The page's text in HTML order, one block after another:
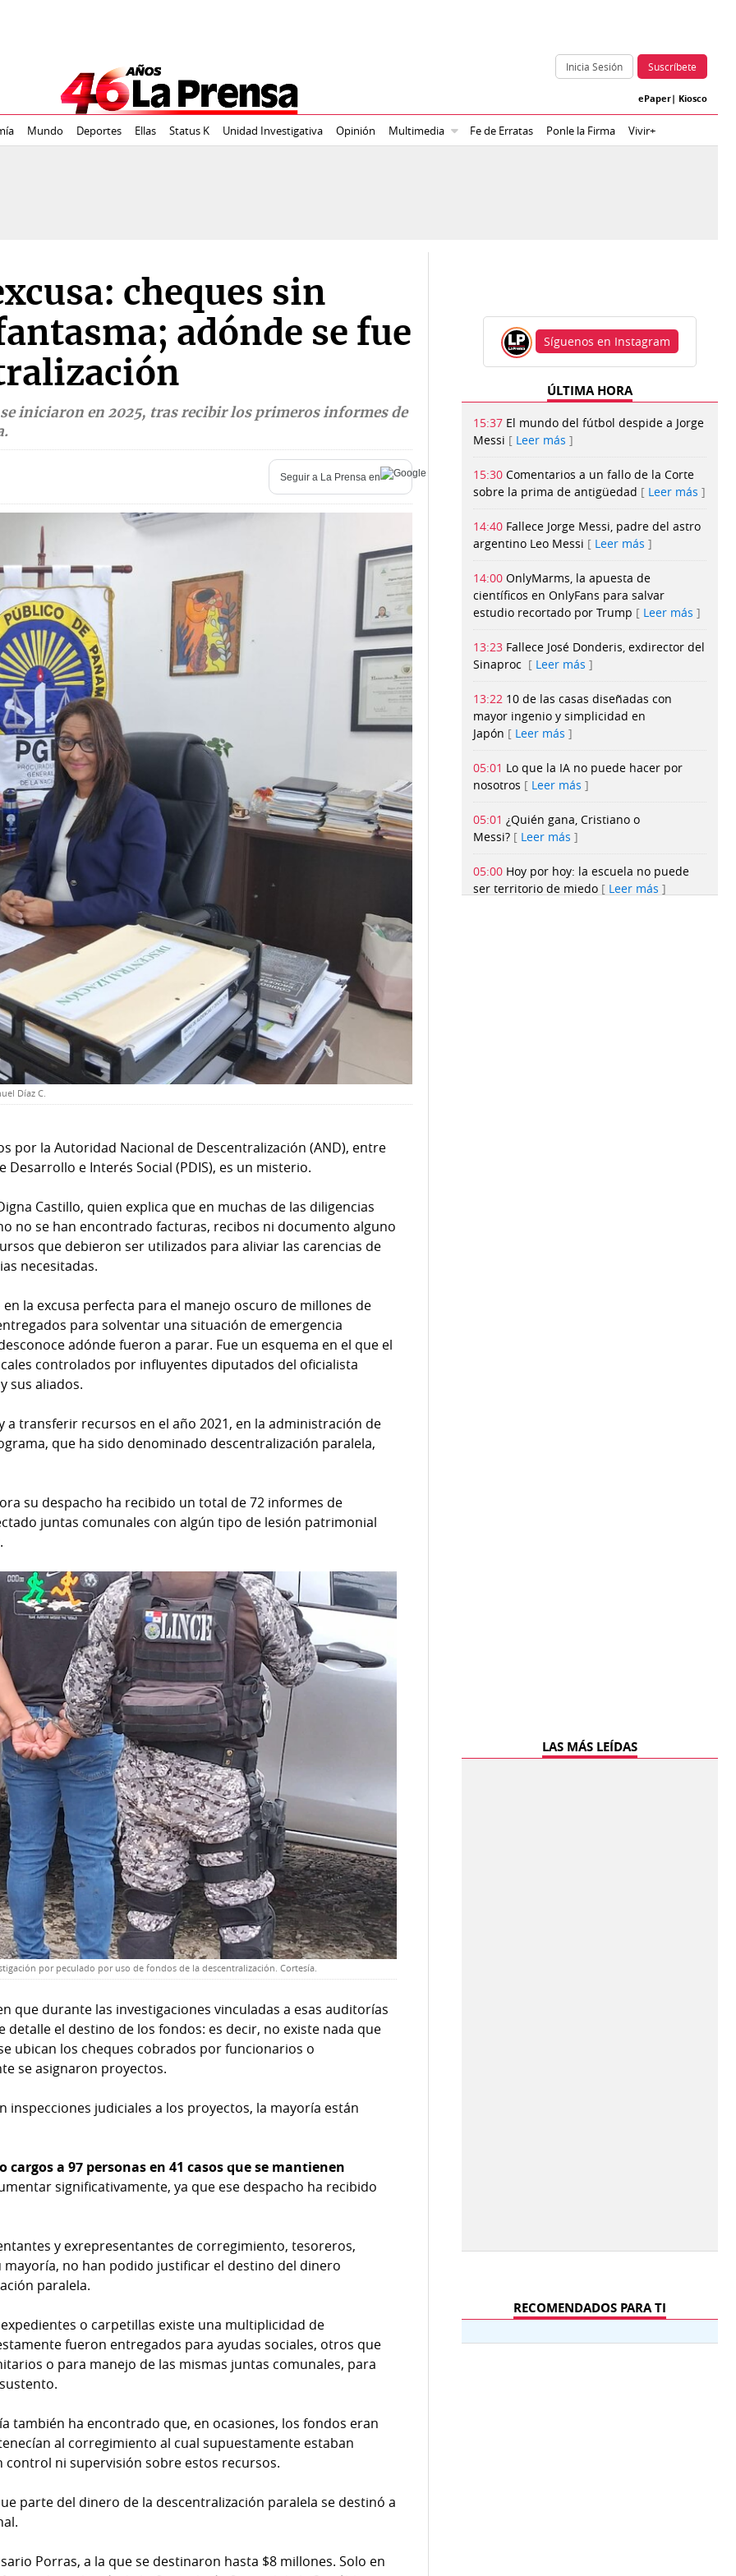
Inicia Sesión Suscríbete
ePaper| Kiosco
Mundo Deportes Ellas Status K Unidad Investigativa Opinión Multimedia Fe de Erratas Ponle la Firma Vivir+
cheques sin
adónde se fue
iniciaron en 2025, tras recibir los primeros informes de
Seguir a La Prensa en
Díaz C.
por la Autoridad Nacional de Descentralización (AND), entre
Desarrollo e Interés Social (PDIS), es un misterio.
Castillo, quien explica que en muchas de las diligencias
no se han encontrado facturas, recibos ni documento alguno
que debieron ser utilizados para aliviar las carencias de
necesitadas.
la excusa perfecta para el manejo oscuro de millones de
para solventar una situación de emergencia
adónde fueron a parar. Fue un esquema en el que el
controlados por influyentes diputados del oficialista
sus aliados.
a transferir recursos en el año 2021, en la administración de
que ha sido denominado descentralización paralela,
su despacho ha recibido un total de 72 informes de
juntas comunales con algún tipo de lesión patrimonial
por peculado por uso de fondos de la descentralización. Cortesía.
que durante las investigaciones vinculadas a esas auditorías
el destino de los fondos: es decir, no existe nada que
ubican los cheques cobrados por funcionarios o
se asignaron proyectos.
inspecciones judiciales a los proyectos, la mayoría están
a 97 personas en 41 casos que se mantienen
significativamente, ya que ese despacho ha recibido
y exrepresentantes de corregimiento, tesoreros,
no han podido justificar el destino del dinero
paralela.
o carpetillas existe una multiplicidad de
fueron entregados para ayudas sociales, otros que
o para manejo de las mismas juntas comunales, para
también ha encontrado que, en ocasiones, los fondos eran
al corregimiento al cual supuestamente estaban
control ni supervisión sobre estos recursos.
parte del dinero de la descentralización paralela se destinó a
Porras, a la que se destinaron hasta $8 millones. Solo en
Síguenos en Instagram
ÚLTIMA HORA
15:37 El mundo del fútbol despide a Jorge
Messi
Leer más
15:30 Comentarios a un fallo de la Corte
sobre la prima de antigüedad
Leer más
14:40 Fallece Jorge Messi, padre del astro
argentino Leo Messi
Leer más
14:00 OnlyMarms, la apuesta de
científicos en OnlyFans para salvar
estudio recortado por Trump
Leer más
13:23 Fallece José Donderis, exdirector del
Sinaproc
Leer más
13:22 10 de las casas diseñadas con
mayor ingenio y simplicidad en
Japón
Leer más
05:01 Lo que la IA no puede hacer por
nosotros
Leer más
05:01 ¿Quién gana, Cristiano o
Messi?
Leer más
05:00 Hoy por hoy: la escuela no puede
ser territorio de miedo
Leer más
LAS MÁS LEÍDAS
RECOMENDADOS PARA TI